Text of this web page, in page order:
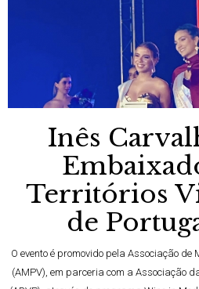
Inês
Territórios
de
O evento é promovido pela Associação de
(AMPV), em parceria com a Associação